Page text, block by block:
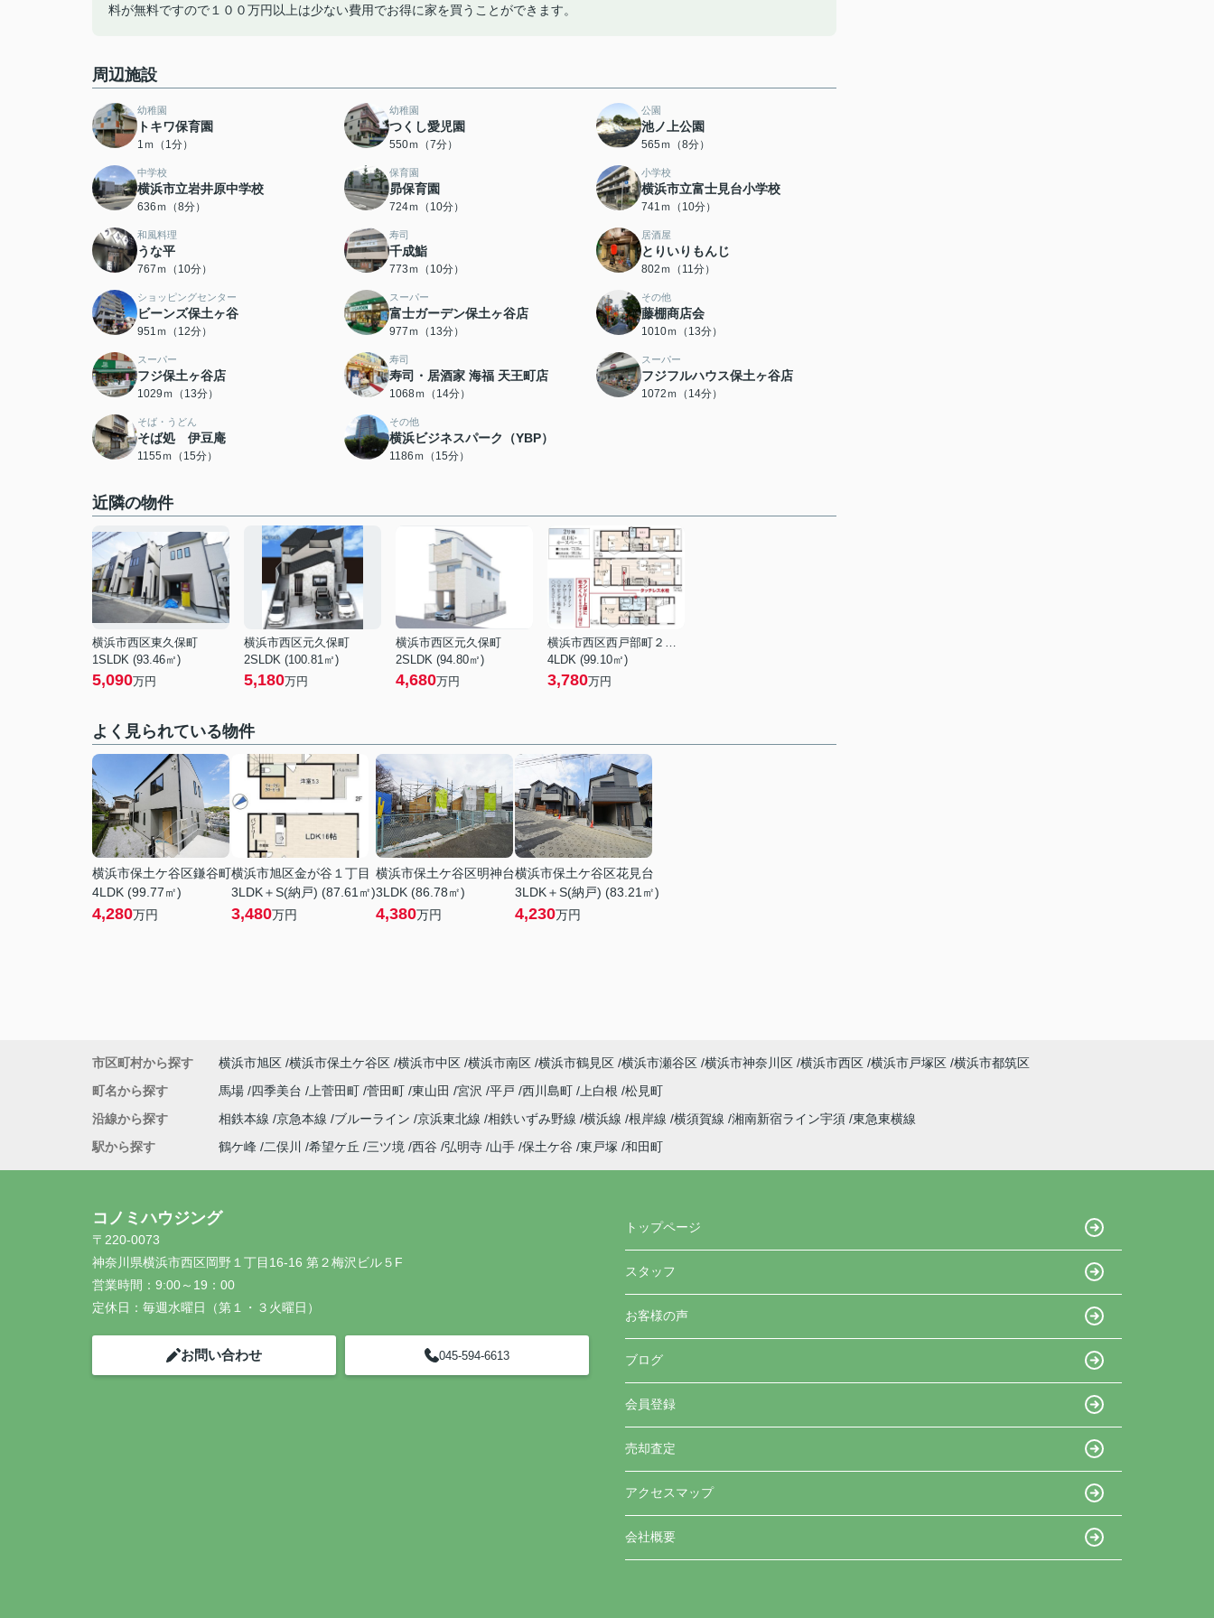
料が無料ですので１００万円以上は少ない費用でお得に家を買うことができます。
周辺施設
幼稚園
トキワ保育園
1ｍ（1分）
幼稚園
つくし愛児園
550ｍ（7分）
公園
池ノ上公園
565ｍ（8分）
中学校
横浜市立岩井原中学校
636ｍ（8分）
保育園
昴保育園
724ｍ（10分）
小学校
横浜市立富士見台小学校
741ｍ（10分）
和風料理
うな平
767ｍ（10分）
寿司
千成鮨
773ｍ（10分）
居酒屋
とりいりもんじ
802ｍ（11分）
ショッピングセンター
ビーンズ保土ヶ谷
951ｍ（12分）
スーパー
富士ガーデン保土ヶ谷店
977ｍ（13分）
その他
藤棚商店会
1010ｍ（13分）
スーパー
フジ保土ヶ谷店
1029ｍ（13分）
寿司
寿司・居酒家 海福 天王町店
1068ｍ（14分）
スーパー
フジフルハウス保土ヶ谷店
1072ｍ（14分）
そば・うどん
そば処 伊豆庵
1155ｍ（15分）
その他
横浜ビジネスパーク（YBP）
1186ｍ（15分）
近隣の物件
横浜市西区東久保町
1SLDK (93.46㎡)
5,090万円
横浜市西区元久保町
2SLDK (100.81㎡)
5,180万円
横浜市西区元久保町
2SLDK (94.80㎡)
4,680万円
横浜市西区西戸部町２丁目
4LDK (99.10㎡)
3,780万円
よく見られている物件
横浜市保土ケ谷区鎌谷町
4LDK (99.77㎡)
4,280万円
横浜市旭区金が谷１丁目
3LDK＋S(納戸) (87.61㎡)
3,480万円
横浜市保土ケ谷区明神台
3LDK (86.78㎡)
4,380万円
横浜市保土ケ谷区花見台
3LDK＋S(納戸) (83.21㎡)
4,230万円
市区町村から探す 横浜市旭区 横浜市保土ケ谷区 横浜市中区 横浜市南区 横浜市鶴見区 横浜市瀬谷区 横浜市神奈川区 横浜市西区 横浜市戸塚区 横浜市都筑区
町名から探す
馬場 四季美台 上菅田町 菅田町 東山田 宮沢 平戸 西川島町 上白根 松見町
沿線から探す
相鉄本線 京急本線 ブルーライン 京浜東北線 相鉄いずみ野線 横浜線 根岸線 横須賀線 湘南新宿ライン宇須 東急東横線
駅から探す
鶴ケ峰 二俣川 希望ケ丘 三ツ境 西谷 弘明寺 山手 保土ケ谷 東戸塚 和田町
コノミハウジング
〒220-0073
神奈川県横浜市西区岡野１丁目16-16 第２梅沢ビル５F
営業時間： 9:00～19：00
定休日： 毎週水曜日（第１・３火曜日）
お問い合わせ 045-594-6613
トップページ
スタッフ
お客様の声
ブログ
会員登録
売却査定
アクセスマップ
会社概要